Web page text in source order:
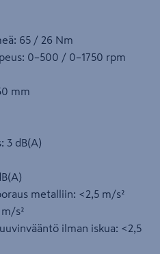
65 / 26 Nm
0–500 / 0–1750 rpm
mm
3 dB(A)
metalliin: <2,5 m/s²
s²
ilman iskua: <2,5